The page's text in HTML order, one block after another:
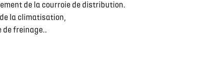
de la courroie de distribution.
la climatisation,
de freinage..